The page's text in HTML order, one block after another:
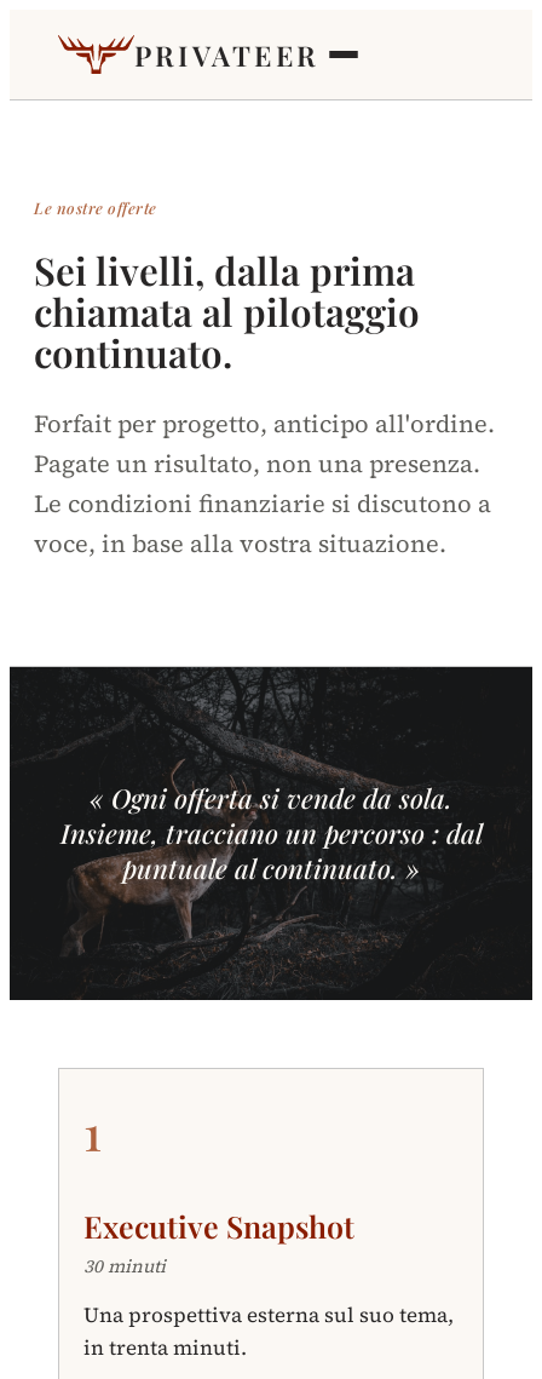
PRIVATEER
Le nostre offerte
Sei livelli, dalla prima
chiamata al pilotaggio
continuato.
Forfait per progetto, anticipo all'ordine.
Pagate un risultato, non una presenza.
Le condizioni finanziarie si discutono a
voce, in base alla vostra situazione.
« Ogni offerta si vende da sola.
Insieme, tracciano un percorso : dal
puntuale al continuato. »
1
Executive Snapshot
30 minuti
Una prospettiva esterna sul suo tema,
in trenta minuti.